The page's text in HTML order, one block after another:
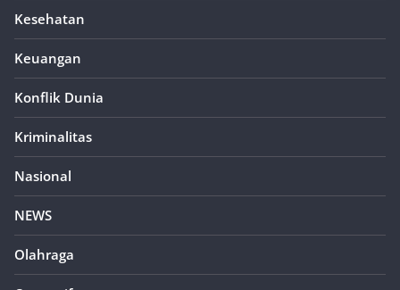
Kesehatan
Keuangan
Konflik Dunia
Kriminalitas
Nasional
NEWS
Olahraga